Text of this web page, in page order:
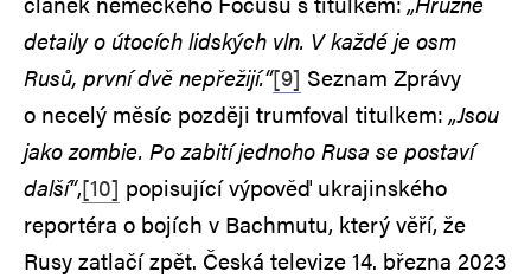
detaily o útocích lidských vln. V každé je osm
Rusů, první dvě nepřežijí.“[9] Seznam Zprávy
o necelý měsíc později trumfoval titulkem:„Jsou
jako zombie. Po zabití jednoho Rusa se postaví
další“,[10] popisující výpověď ukrajinského
reportéra o bojích v Bachmutu, který věří, že
Rusy zatlačí zpět. Česká televize 14. března 2023